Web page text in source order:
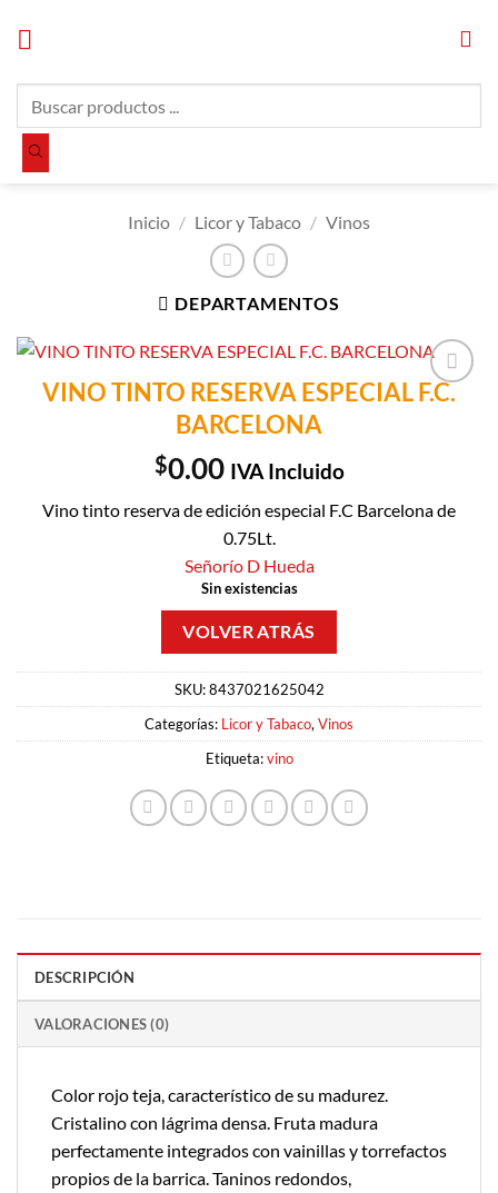
productos
Inicio / Licor y Tabaco / Vinos
DEPARTAMENTOS
Añadir a
VINO TINTO RESERVA ESPECIAL F.C.
BARCELONA
$0.00 IVA Incluido
Vino tinto reserva de edición especial F.C Barcelona de
0.75Lt.
Señorío D Hueda
Sin existencias
SKU:8437021625042
Categorías: Licor y Tabaco, Vinos
Etiqueta:vino
DESCRIPCIÓN
VALORACIONES (0)
Color rojo teja, característico de su madurez.
Cristalino con lágrima densa. Fruta madura
perfectamente integrados con vainillas y torrefactos
propios de la barrica. Taninos redondos,